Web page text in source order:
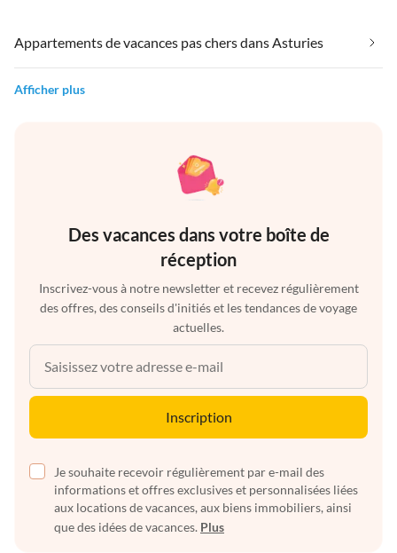
Appartements de vacances pas chers dans Asturies
Afficher plus
Des vacances dans votre boîte de
réception
Inscrivez-vous à notre newsletter et recevez régulièrement
des offres, des conseils d'initiés et les tendances de voyage
actuelles.
Inscription
Je souhaite recevoir régulièrement par e-mail des
informations et offres exclusives et personnalisées liées
aux locations de vacances, aux biens immobiliers, ainsi
que des idées de vacances. Plus